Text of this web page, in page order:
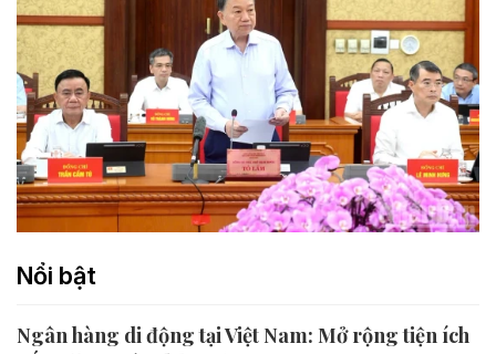
Nổi bật
Ngân hàng di động tại Việt Nam: Mở rộng tiện ích